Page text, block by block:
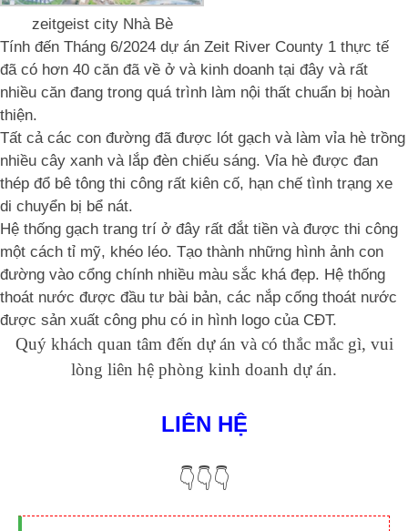
zeitgeist city Nhà Bè
Tính đến Tháng 6/2024 dự án Zeit River County 1 thực tế
đã có hơn 40 căn đã về ở và kinh doanh tại đây và rất
nhiều căn đang trong quá trình làm nội thất chuẩn bị hoàn
thiện.
Tất cả các con đường đã được lót gạch và làm vỉa hè trồng
nhiều cây xanh và lắp đèn chiếu sáng. Vỉa hè được đan
thép đổ bê tông thi công rất kiên cố, hạn chế tình trạng xe
di chuyển bị bể nát.
Hệ thống gạch trang trí ở đây rất đắt tiền và được thi công
một cách tỉ mỹ, khéo léo. Tạo thành những hình ảnh con
đường vào cổng chính nhiều màu sắc khá đẹp. Hệ thống
thoát nước được đầu tư bài bản, các nắp cống thoát nước
được sản xuất công phu có in hình logo của CĐT.
Quý khách quan tâm đến dự án và có thắc mắc gì, vui
lòng liên hệ phòng kinh doanh dự án.
LIÊN HỆ
👇👇👇